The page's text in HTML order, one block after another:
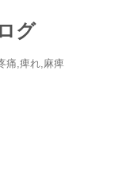
グ
痛,痺れ,麻痺